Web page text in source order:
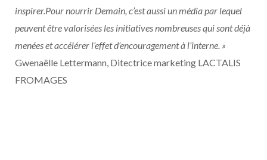
inspirer.Pour nourrir Demain, c’est aussi un média par lequel
peuvent être valorisées les initiatives nombreuses qui sont déjà
menées et accélérer l’effet d’encouragement à l’interne. »
Gwenaëlle Lettermann, Ditectrice marketing LACTALIS
FROMAGES